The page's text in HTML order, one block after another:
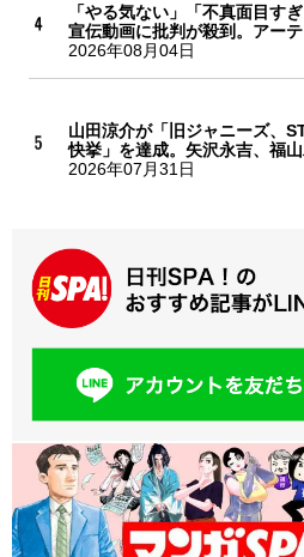
「やる気ない」「不真面目す
宣伝動画に批判が殺到。アー
2026年08月04日
山田涼介が「旧ジャニーズ、
快挙」を達成。矢沢永吉、福
2026年07月31日